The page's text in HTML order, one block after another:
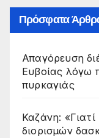
Πρόσφατα
Απαγόρευση
Ευβοίας λόγω
πυρκαγιάς
Καζάνη:
διορισμών